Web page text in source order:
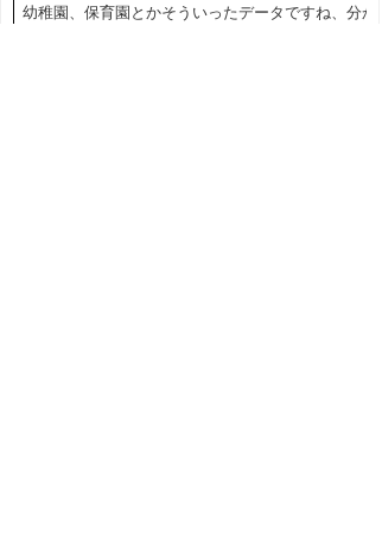
幼稚園、保育園とかそういったデータですね、分か